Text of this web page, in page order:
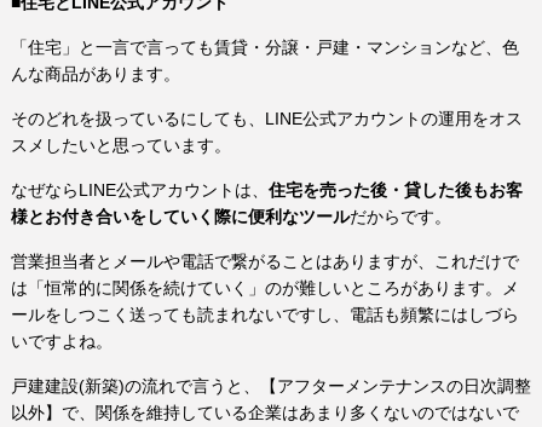
「住宅」と一言で言っても賃貸・分譲・戸建・マンションなど、色
んな商品があります。
そのどれを扱っているにしても、LINE公式アカウントの運用をオス
スメしたいと思っています。
なぜならLINE公式アカウントは、 住宅を売った後・貸した後もお客
様とお付き合いをしていく際に便利なツールだからです。
営業担当者とメールや電話で繋がることはありますが、これだけで
は「恒常的に関係を続けていく」のが難しいところがあります。メ
ールをしつこく送っても読まれないですし、電話も頻繁にはしづら
いですよね。
戸建建設(新築)の流れで言うと、【アフターメンテナンスの日次調整
以外】で、関係を維持している企業はあまり多くないのではないで